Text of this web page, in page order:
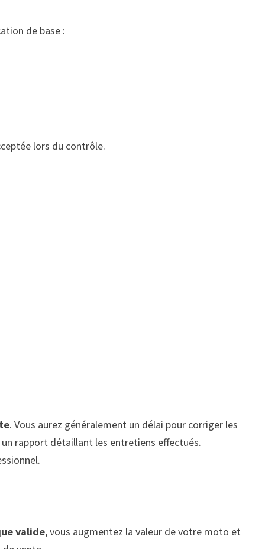
de base :
lors du contrôle.
. Vous aurez généralement un délai pour corriger les
rapport détaillant les entretiens effectués.
valide, vous augmentez la valeur de votre moto et